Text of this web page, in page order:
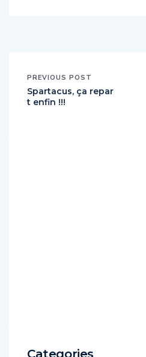
PREVIOUS POST
Spartacus, ça repar
t enfin !!!